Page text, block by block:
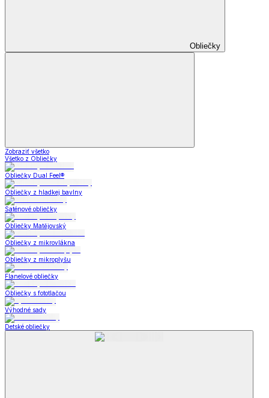
Obliečky
Zobraziť všetko
Všetko z Obliečky
Obliečky Dual Feel®
Obliečky z hladkej bavlny
Saténové obliečky
Obliečky Matějovský
Obliečky z mikrovlákna
Obliečky z mikroplyšu
Flanelové obliečky
Obliečky s fototlačou
Výhodné sady
Detské obliečky